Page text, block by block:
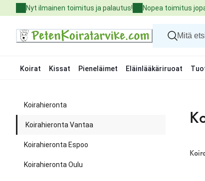
to
Nyt ilmainen toimitus ja palautus! Nopea toimitus
Koirat Kissat Pieneläimet Eläinlääkäriruoat
Kissat
Eläinlääkäriruoat
Uutuudet
Palvelut
Koirahieronta
Koirahieronta Vantaa
Koirahieronta Espoo
Koirahieronta Oulu